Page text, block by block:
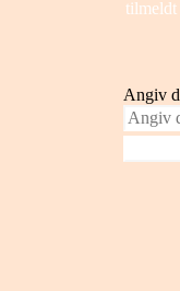
tilmeldt
Angiv